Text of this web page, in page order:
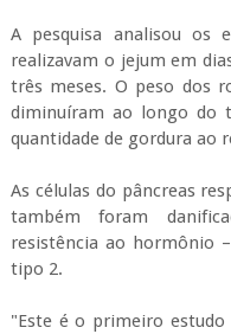
A pesquisa analisou os
realizavam o jejum em
três meses. O peso dos
diminuíram ao longo do
quantidade de gordura ao
As células do pâncreas
também foram
resistência ao hormônio
tipo 2.
"Este é o primeiro